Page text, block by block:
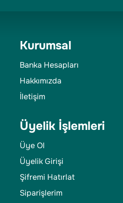
Kurumsal
Banka Hesapları
Hakkımızda
İletişim
Üyelik İşlemleri
Üye Ol
Üyelik Girişi
Şifremi Hatırlat
Siparişlerim